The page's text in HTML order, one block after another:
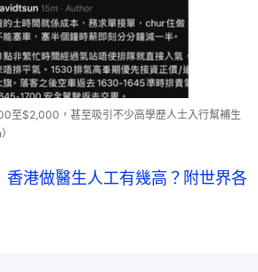
至$2,000，甚至吸引不少高學歷人士入行幫補生
港做醫生人工有幾高？附世界各